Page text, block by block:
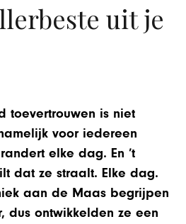
uit je
toevertrouwen is niet
voor iedereen
elke dag. En ’t
dat ze straalt. Elke dag.
aan de Maas begrijpen
dus ontwikkelden ze een